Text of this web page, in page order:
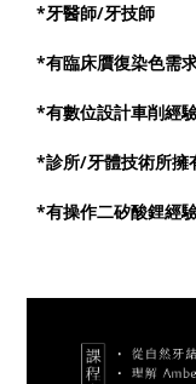
*牙醫師/牙技師
*有臨床贋復染色需
*有數位設計車削經
*診所/牙體技術所擁
*有操作二矽酸鋰經